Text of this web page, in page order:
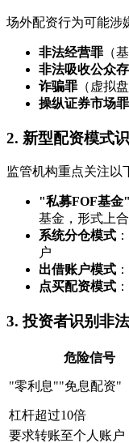
场外配资行为可能涉
非法经营罪 （
非法吸收公众
诈骗罪 （虚拟
操纵证券市场
2. 新型配资模式
监管机构重点关注以
"私募FOF基金
基金，形式上
系统分仓模式
户
出借账户模式
点买配资模式
3. 投资者识别非
危险信号
"零利息""免息配资"
杠杆超过10倍
要求转账至个人账户